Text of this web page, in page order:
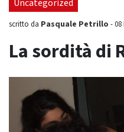
Uncategorized
scritto da Pasquale Petrillo -08
La sordità di